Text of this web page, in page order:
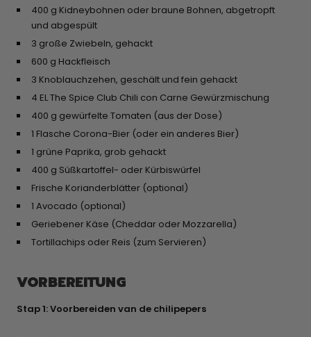
400 g Kidneybohnen oder braune Bohnen, abgetropft
und abgespült
3 große Zwiebeln, gehackt
600 g Hackfleisch
3 Knoblauchzehen, geschält und fein gehackt
4 EL The Spice Club Chili con Carne Gewürzmischung
400 g gewürfelte Tomaten (aus der Dose)
1 Flasche Corona-Bier (oder ein anderes Bier)
1 grüne Paprika, grob gehackt
400 g Süßkartoffel- oder Kürbiswürfel
Frische Korianderblätter (optional)
1 Avocado (optional)
Geriebener Käse (Cheddar oder Mozzarella)
Tortillachips oder Reis (zum Servieren)
VORBEREITUNG
Stap 1: Voorbereiden van de chilipepers